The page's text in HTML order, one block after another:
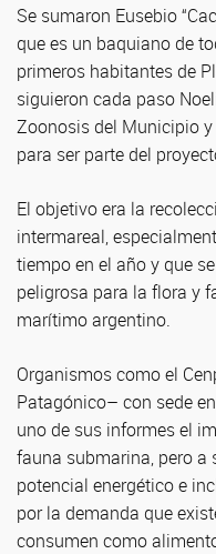
Se sumaron Eusebio
que es un baquiano de
primeros habitantes de
siguieron cada paso
Zoonosis del Municipio
para ser parte del
El objetivo era la
intermareal,
tiempo en el año y que
peligrosa para la flora y
marítimo argentino.
Organismos como el
Patagónico– con sede
uno de sus informes el
fauna submarina, pero a
potencial energético e
por la demanda que
consumen como